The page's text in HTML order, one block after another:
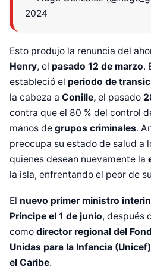
2024
Esto produjo la renuncia del
Henry, el pasado 12 de marzo.
estableció el periodo de
la cabeza a Conille, el pasado
contra que el 80 % del control
manos de grupos criminales.
preocupa su estado de salud a
quienes desean nuevamente la
la isla, enfrentando el peor de
El nuevo primer ministro
Príncipe el 1 de junio, después
como director regional del
Unidas para la Infancia (Unicef
el Caribe.